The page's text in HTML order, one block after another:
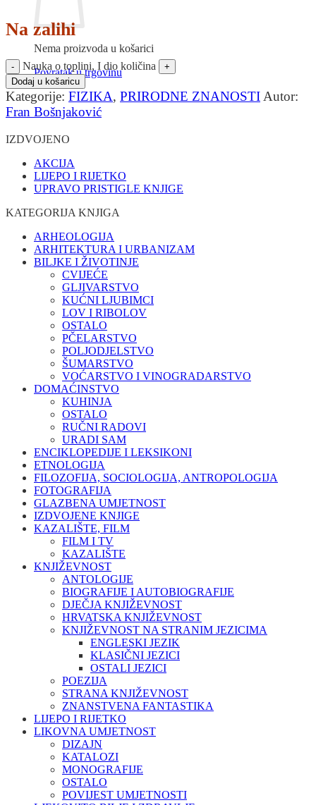
Nema proizvoda u košarici
Povratak u trgovinu
Na zalihi
Nauka o toplini, I dio količina
Dodaj u košaricu
Kategorije: FIZIKA, PRIRODNE ZNANOSTI Autor:
Fran Bošnjaković
IZDVOJENO
AKCIJA
LIJEPO I RIJETKO
UPRAVO PRISTIGLE KNJIGE
KATEGORIJA KNJIGA
ARHEOLOGIJA
ARHITEKTURA I URBANIZAM
BILJKE I ŽIVOTINJE
CVIJEĆE
GLJIVARSTVO
KUĆNI LJUBIMCI
LOV I RIBOLOV
OSTALO
PČELARSTVO
POLJODJELSTVO
ŠUMARSTVO
VOĆARSTVO I VINOGRADARSTVO
DOMAĆINSTVO
KUHINJA
OSTALO
RUČNI RADOVI
URADI SAM
ENCIKLOPEDIJE I LEKSIKONI
ETNOLOGIJA
FILOZOFIJA, SOCIOLOGIJA, ANTROPOLOGIJA
FOTOGRAFIJA
GLAZBENA UMJETNOST
IZDVOJENE KNJIGE
KAZALIŠTE, FILM
FILM I TV
KAZALIŠTE
KNJIŽEVNOST
ANTOLOGIJE
BIOGRAFIJE I AUTOBIOGRAFIJE
DJEČJA KNJIŽEVNOST
HRVATSKA KNJIŽEVNOST
KNJIŽEVNOST NA STRANIM JEZICIMA
ENGLESKI JEZIK
KLASIČNI JEZICI
OSTALI JEZICI
POEZIJA
STRANA KNJIŽEVNOST
ZNANSTVENA FANTASTIKA
LIJEPO I RIJETKO
LIKOVNA UMJETNOST
DIZAJN
KATALOZI
MONOGRAFIJE
OSTALO
POVIJEST UMJETNOSTI